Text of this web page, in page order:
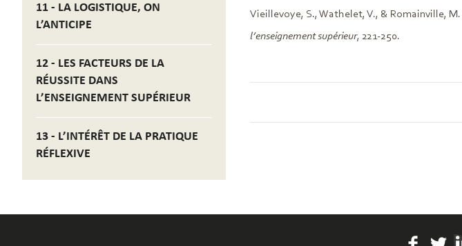
11 - LA LOGISTIQUE, ON
L’ANTICIPE
12 - LES FACTEURS DE LA
RÉUSSITE DANS
L’ENSEIGNEMENT SUPÉRIEUR
13 - L’INTÉRÊT DE LA PRATIQUE
RÉFLEXIVE
Vieillevoye, S., Wathelet, V., & Romainville,
l’enseignement supérieur, 221-250.